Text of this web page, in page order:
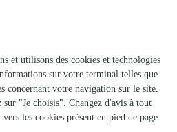
bien tenu dans le temps. Respect